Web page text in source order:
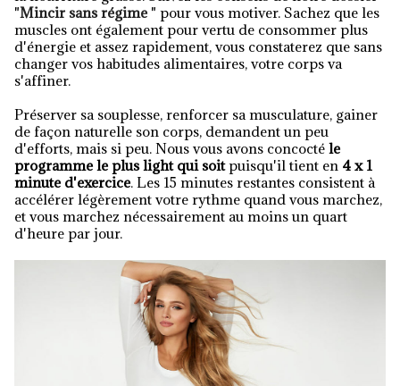
"Mincir sans régime " pour vous motiver. Sachez que les
muscles ont également pour vertu de consommer plus
d'énergie et assez rapidement, vous constaterez que sans
changer vos habitudes alimentaires, votre corps va
s'affiner.
Préserver sa souplesse, renforcer sa musculature, gainer
de façon naturelle son corps, demandent un peu
d'efforts, mais si peu. Nous vous avons concocté le
programme le plus light qui soitpuisqu'il tient en 4 x 1
minute d'exercice. Les 15 minutes restantes consistent à
accélérer légèrement votre rythme quand vous marchez,
et vous marchez nécessairement au moins un quart
d'heure par jour.